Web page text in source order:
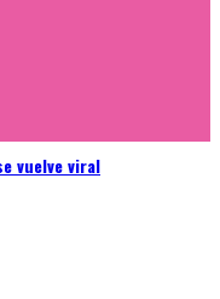
vuelve viral